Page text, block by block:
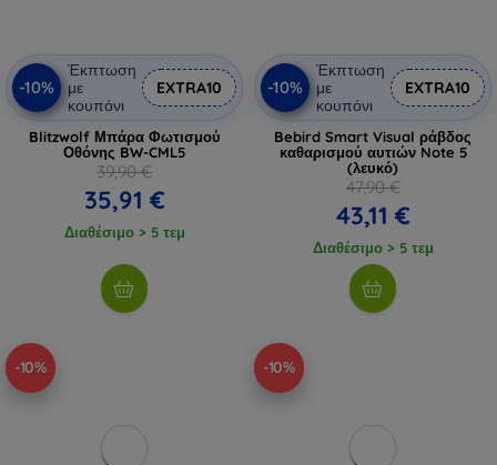
-10%
Έκπτωση
με
κουπόνι
EXTRA10
Blitzwolf Μπάρα Φωτισμού
Οθόνης BW-CML5
39,90 €
35,91 €
Διαθέσιμο > 5 τεμ
-10%
Έκπτωση
με
κουπόνι
EXTRA10
Bebird Smart Visual ράβδος
καθαρισμού αυτιών Note 5
(λευκό)
47,90 €
43,11 €
Διαθέσιμο > 5 τεμ
-10% -10%